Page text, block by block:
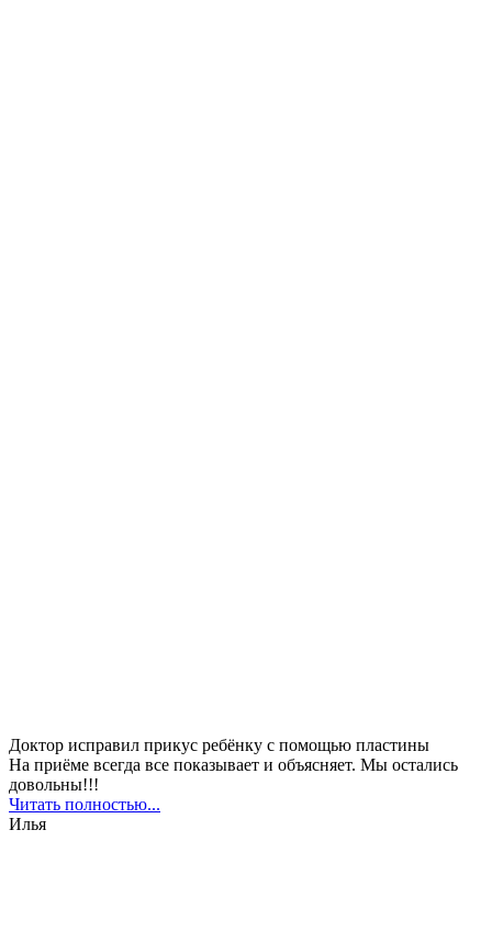
Доктор исправил прикус ребёнку с помощью пластины
На приёме всегда все показывает и объясняет. Мы остались
довольны!!!
Читать полностью...
Илья